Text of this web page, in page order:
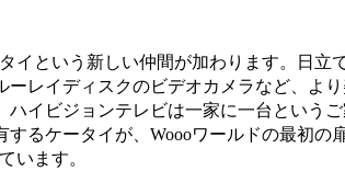
イという新しい仲間が加わります。日立
ーレイディスクのビデオカメラなど、よ
ハイビジョンテレビは一家に一台という
るケータイが、Woooワールドの最初の
います。